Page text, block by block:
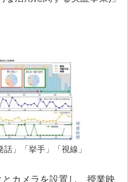
」「挙手」「視線」
カメラを設置し、授業映